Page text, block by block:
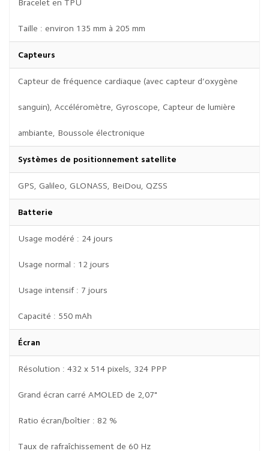
Bracelet en TPU
Taille : environ 135 mm à 205 mm
Capteurs
Capteur de fréquence cardiaque (avec capteur d’oxygène
sanguin), Accéléromètre, Gyroscope, Capteur de lumière
ambiante, Boussole électronique
Systèmes de positionnement satellite
GPS, Galileo, GLONASS, BeiDou, QZSS
Batterie
Usage modéré : 24 jours
Usage normal : 12 jours
Usage intensif : 7 jours
Capacité : 550 mAh
Écran
Résolution : 432 x 514 pixels, 324 PPP
Grand écran carré AMOLED de 2,07"
Ratio écran/boîtier : 82 %
Taux de rafraîchissement de 60 Hz